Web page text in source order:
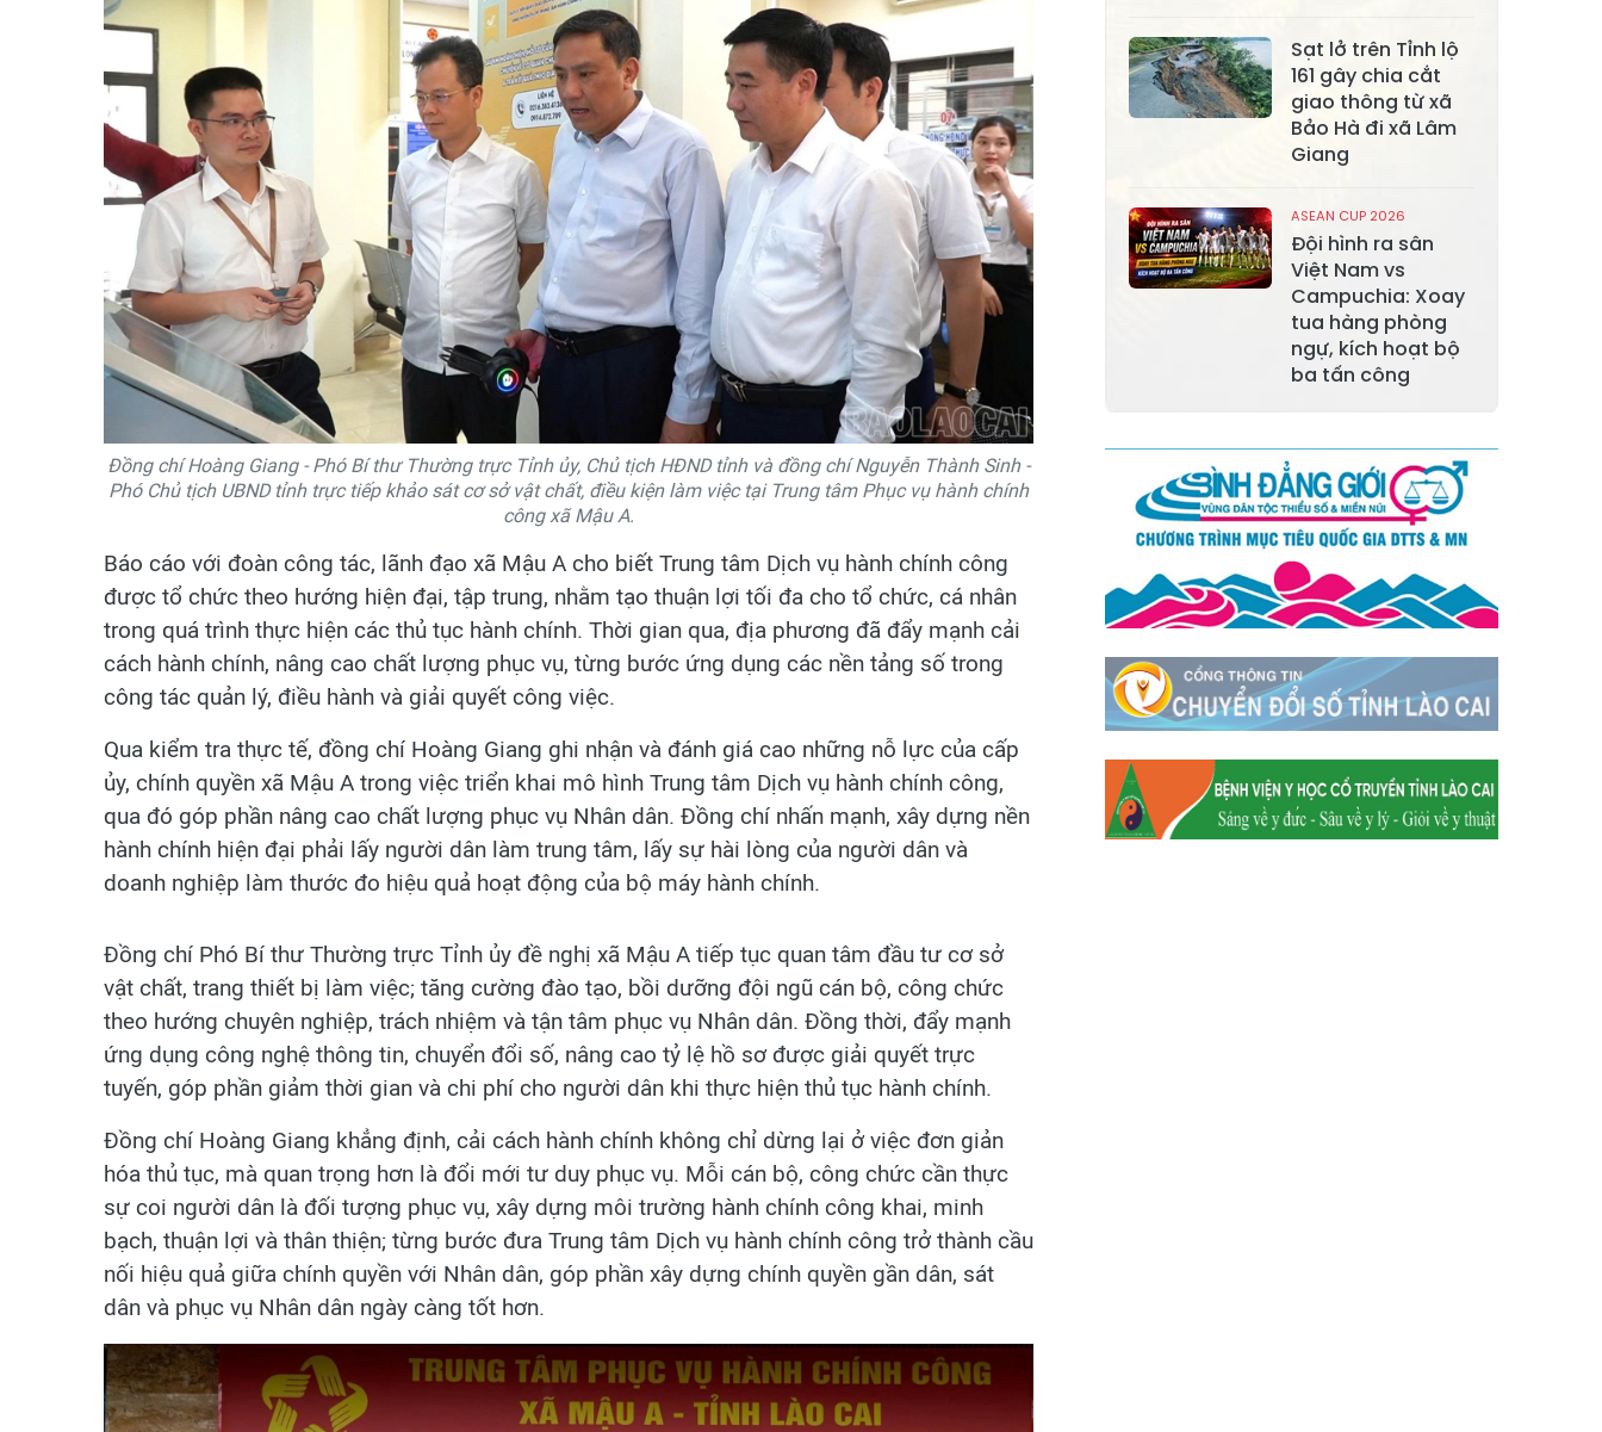
Đồng chí Hoàng Giang - Phó Bí thư Thường trực Tỉnh ủy, Chủ tịch HĐND tỉnh và đồng chí Nguyễn Thành Sinh -
Phó Chủ tịch UBND tỉnh trực tiếp khảo sát cơ sở vật chất, điều kiện làm việc tại Trung tâm Phục vụ hành chính
công xã Mậu A.
Báo cáo với đoàn công tác, lãnh đạo xã Mậu A cho biết Trung tâm Dịch vụ hành chính công
được tổ chức theo hướng hiện đại, tập trung, nhằm tạo thuận lợi tối đa cho tổ chức, cá nhân
trong quá trình thực hiện các thủ tục hành chính. Thời gian qua, địa phương đã đẩy mạnh cải
cách hành chính, nâng cao chất lượng phục vụ, từng bước ứng dụng các nền tảng số trong
công tác quản lý, điều hành và giải quyết công việc.
Qua kiểm tra thực tế, đồng chí Hoàng Giang ghi nhận và đánh giá cao những nỗ lực của cấp
ủy, chính quyền xã Mậu A trong việc triển khai mô hình Trung tâm Dịch vụ hành chính công,
qua đó góp phần nâng cao chất lượng phục vụ Nhân dân. Đồng chí nhấn mạnh, xây dựng nền
hành chính hiện đại phải lấy người dân làm trung tâm, lấy sự hài lòng của người dân và
doanh nghiệp làm thước đo hiệu quả hoạt động của bộ máy hành chính.
Đồng chí Phó Bí thư Thường trực Tỉnh ủy đề nghị xã Mậu A tiếp tục quan tâm đầu tư cơ sở
vật chất, trang thiết bị làm việc; tăng cường đào tạo, bồi dưỡng đội ngũ cán bộ, công chức
theo hướng chuyên nghiệp, trách nhiệm và tận tâm phục vụ Nhân dân. Đồng thời, đẩy mạnh
ứng dụng công nghệ thông tin, chuyển đổi số, nâng cao tỷ lệ hồ sơ được giải quyết trực
tuyến, góp phần giảm thời gian và chi phí cho người dân khi thực hiện thủ tục hành chính.
Đồng chí Hoàng Giang khẳng định, cải cách hành chính không chỉ dừng lại ở việc đơn giản
hóa thủ tục, mà quan trọng hơn là đổi mới tư duy phục vụ. Mỗi cán bộ, công chức cần thực
sự coi người dân là đối tượng phục vụ, xây dựng môi trường hành chính công khai, minh
bạch, thuận lợi và thân thiện; từng bước đưa Trung tâm Dịch vụ hành chính công trở thành cầu
nối hiệu quả giữa chính quyền với Nhân dân, góp phần xây dựng chính quyền gần dân, sát
dân và phục vụ Nhân dân ngày càng tốt hơn.
Xã Trấn Yên
Xã Hưng
Khánh
Xã Việt Hồng
Xã Quy Mông
Xã Cốc San
Xã Hợp Thành
Xã Phong Hải
Xã Xuân
Xã Bảo Thắng
Xã Tằng Loỏng
Xã Gia Phú
Hum
Xã Y Tý
Xã A Mú Sung
Xã Trịnh Tường
Xã Nậm Chày
Xã Bản Xèo
Xã Bát Xát
Xã Võ Lao
Xã Khánh Yên
Xã Văn Bàn
Xã Dương Quỳ
Xã Chiềng Ken
Xã Minh Lương
Xã Nậm Chảy
Xã Bảo Yên
Xã Nghĩa Đô
Xã Thượng Hà
Sạt lở trên Tỉnh lộ
161 gây chia cắt
giao thông từ xã
Bảo Hà đi xã Lâm
Giang
ASEAN CUP 2026
Đội hình ra sân
Việt Nam vs
Campuchia: Xoay
tua hàng phòng
ngự, kích hoạt bộ
ba tấn công